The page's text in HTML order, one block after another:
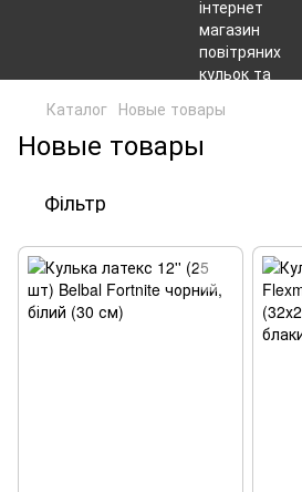
Каталог Новые товары
Новые товары
Фільтр